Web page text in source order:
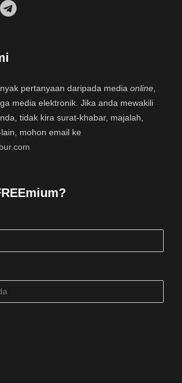
pertanyaan daripada media online
media elektronik. Jika anda mewakili
tidak kira surat-khabar, majalah,
mohon email ke